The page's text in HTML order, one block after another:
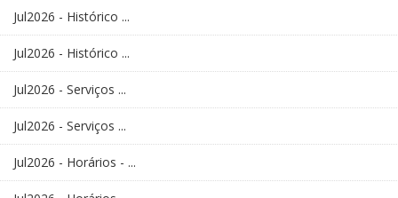
Jul2026 - Histórico ...
Jul2026 - Histórico ...
Jul2026 - Serviços ...
Jul2026 - Serviços ...
Jul2026 - Horários - ...